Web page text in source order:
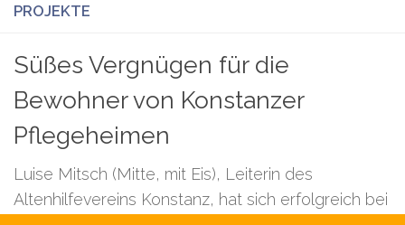
PROJEKTE
Süßes Vergnügen für die
Bewohner von Konstanzer
Pflegeheimen
Luise Mitsch (Mitte, mit Eis), Leiterin des
Altenhilfevereins Konstanz, hat sich erfolgreich bei